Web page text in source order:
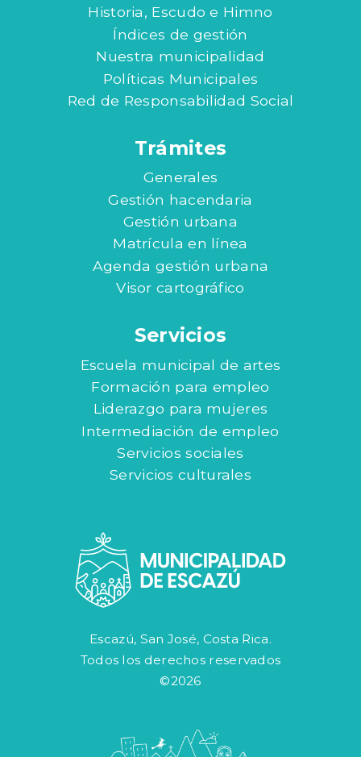
Historia, Escudo e Himno
Índices de gestión
Nuestra municipalidad
Políticas Municipales
Red de Responsabilidad Social
Trámites
Generales
Gestión hacendaria
Gestión urbana
Matrícula en línea
Agenda gestión urbana
Visor cartográfico
Servicios
Escuela municipal de artes
Formación para empleo
Liderazgo para mujeres
Intermediación de empleo
Servicios sociales
Servicios culturales
Escazú, San José, Costa Rica.
Todos los derechos reservados
©2026